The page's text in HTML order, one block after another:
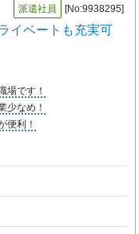
派遣社員 [No:9938295]
イベートも充実可
場です！
少なめ！
便利！